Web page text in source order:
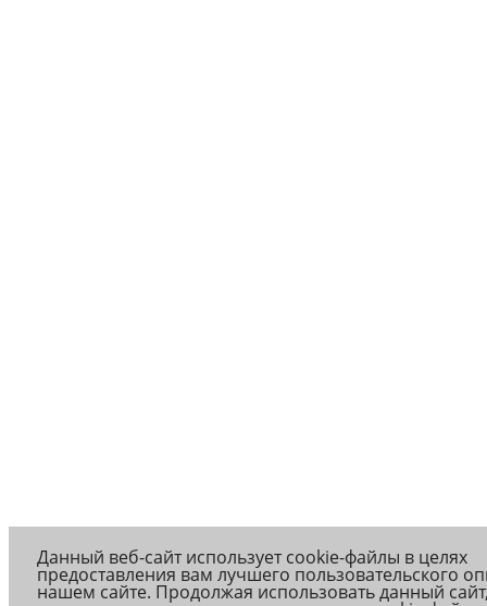
Данный веб-сайт использует cookie-файлы в целях
предоставления вам лучшего пользовательского
нашем сайте. Продолжая использовать данный